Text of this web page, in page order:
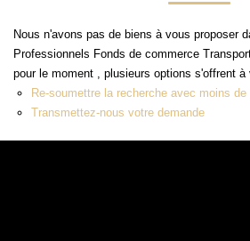
ESTIMATION
ALERTE MAIL
Créer une alerte
Nous n'avons pas de biens à vous proposer
Professionnels Fonds de commerce
pour le moment , plusieurs options s'offrent à
Re-soumettre la recherche avec moins de
Transmettez-nous votre demande